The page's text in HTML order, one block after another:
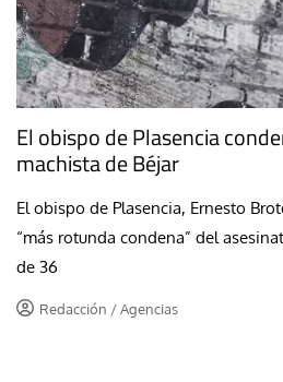
El obispo de Plasencia
machista de Béjar
El obispo de Plasencia, Ernesto
“más rotunda condena” del
de 36
Redacción / Agencias